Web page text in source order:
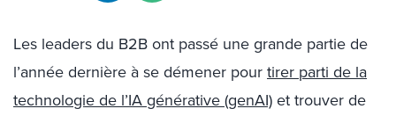
Les leaders du B2B ont passé une grande partie de
l’année dernière à se démener pourtirer parti de la
technologie de l’IA générative (genAI)et trouver de